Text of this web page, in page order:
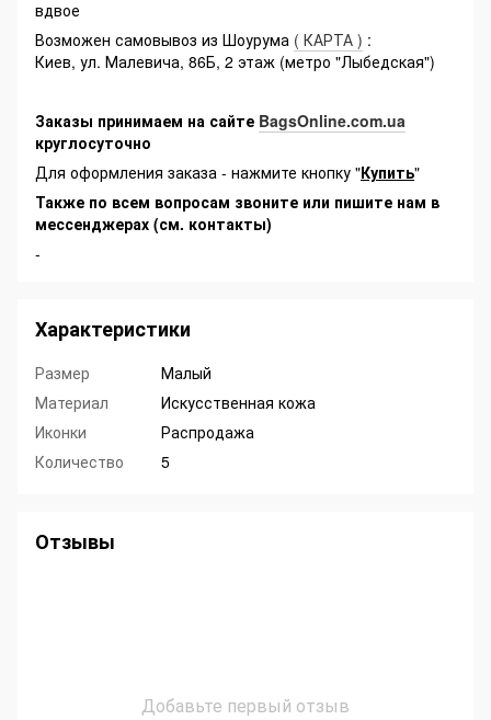
вдвое
Возможен самовывоз из Шоурума ( КАРТА ) :
Киев, ул. Малевича, 86Б, 2 этаж (метро "Лыбедская")
Заказы принимаем на сайте BagsOnline.com.ua
круглосуточно
Для оформления заказа - нажмите кнопку "Купить"
Также по всем вопросам звоните или пишите нам в
мессенджерах (см. контакты)
-
Характеристики
Размер
Малый
Материал
Искусственная кожа
Иконки
Распродажа
Количество
5
Отзывы
Добавьте первый отзыв